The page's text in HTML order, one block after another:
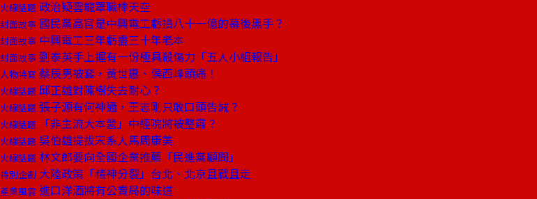
火線話題 政治疑雲籠罩職棒天空
封面故事 國民黨高官是中興電工虧損八十一億的幕後黑手？
封面故事 中興電工三年虧盡三十年老本
封面故事 劉泰英手上握有一份極具殺傷力「五人小組報告」
人物特寫 蔡辰男被套，黃世惠、侯西峰頭痛！
火線話題 邱正雄對陳樹失去耐心？
火線話題 張子源有何神通，王志剛只敢口頭告誡？
火線話題 「非主流大本營」中經院將被整肅？
火線話題 吳伯雄提拔宋系人馬周康美
火線話題 林文郎要向全國企業推薦「民進黨顧問」
特別企劃 大陸政策「精神分裂」台北、北京且戰且走
產業風雲 進口洋酒將有公賣局的味道